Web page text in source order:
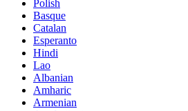
Polish
Basque
Catalan
Esperanto
Hindi
Lao
Albanian
Amharic
Armenian